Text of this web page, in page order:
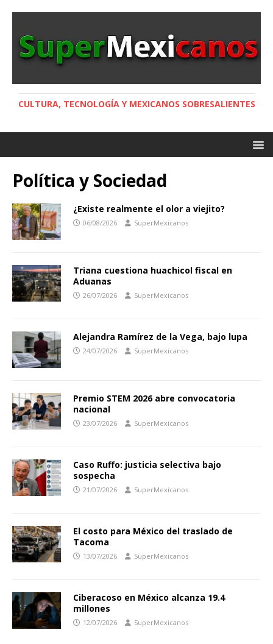
CULTURA, TECNOLOGÍA Y MEXICANOS SOBRESALIENTES
Política y Sociedad
¿Existe realmente el olor a viejito?
06/08/2026 SuperMexicanos
Triana cuestiona huachicol fiscal en
Aduanas
26/07/2026 SuperMexicanos
Alejandra Ramírez de la Vega, bajo lupa
24/07/2026 SuperMexicanos
Premio STEM 2026 abre convocatoria
nacional
23/07/2026 SuperMexicanos
Caso Ruffo: justicia selectiva bajo
sospecha
21/07/2026 SuperMexicanos
El costo para México del traslado de
Tacoma
13/07/2026 SuperMexicanos
Ciberacoso en México alcanza 19.4
millones
12/07/2026 SuperMexicanos